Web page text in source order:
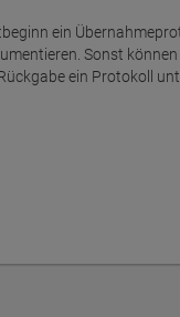
ein
Sonst
ein Protokoll